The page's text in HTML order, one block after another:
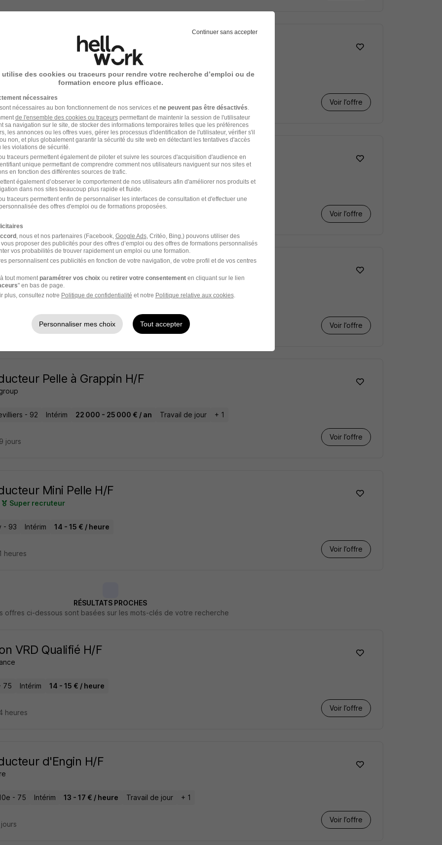
d'Engins de Pelle Amiante H/F
sur-Seine - 78 Intérim 14 € / heure 3 mois
Voir l’offre
jours
de Pelle à Chenilles en VRD H/F
sur-Seine - 93 Intérim 13,50 - 15 € / heure
Voir l’offre
de Pelle H/F
Voir l’offre
Pelle à Grappin H/F
- 92 Intérim 22 000 - 25 000 € / an Travail de jour + 1
Voir l’offre
jours
Mini Pelle H/F
Super recruteur
- 93 Intérim 14 - 15 € / heure
Voir l’offre
heures
RÉSULTATS PROCHES
offres ci-dessous sont basées sur les mots-clés de votre recherche
VRD Qualifié H/F
75 Intérim 14 - 15 € / heure
Voir l’offre
heures
d'Engin H/F
- 75 Intérim 13 - 17 € / heure Travail de jour + 1
Voir l’offre
Continuer sans accepter
utilise des cookies ou traceurs pour rendre votre recherche d’emploi ou de
formation encore plus efficace.
nécessaires
nécessaires au bon fonctionnement de nos services et ne peuvent pas être désactivés
de l'ensemble des cookies ou traceurspermettant de maintenir la session de l'utilisateur
sa navigation sur le site, de stocker des informations temporaires telles que les préférences
les annonces ou les offres vues, gérer les processus d'identification de l'utilisateur, vérifier s'il
non, et plus globalement garantir la sécurité du site web en détectant les tentatives d'accès
violations de sécurité.
traceurs permettent également de piloter et suivre les sources d'acquisition d'audience en
unique permettant de comprendre comment nos utilisateurs naviguent sur nos sites et
en fonction des différentes sources de trafic.
également d’observer le comportement de nos utilisateurs afin d'améliorer nos produits et
dans nos sites beaucoup plus rapide et fluide.
traceurs permettent enfin de personnaliser les interfaces de consultation et d'effectuer une
des offres d'emploi ou de formations proposées.
, nous et nos partenaires (Facebook, Google Ads, Critéo, Bing,) pouvons utiliser des
proposer des publicités pour des offres d’emploi ou des offres de formations personnalisés
vos probabilités de trouver rapidement un emploi ou une formation.
personnalisent ces publicités en fonction de votre navigation, de votre profil et de vos centres
tout moment paramétrer vos choix ou retirer votre consentementen cliquant sur le lien
" en bas de page.
plus, consultez notre Politique de confidentialité et notre Politique relative aux cookies.
Personnaliser mes choix Tout accepter